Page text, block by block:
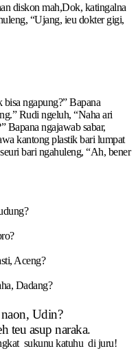
diskon mah,Dok, katingalna
“Ujang, ieu dokter gigi,
bisa ngapung?” Bapana
Rudi ngeluh, “Naha ari
Bapana ngajawab sabar,
kantong plastik bari lumpat
bari ngahuleng, “Ah, bener
Aceng?
Dadang?
Udin?
teu asup naraka.
sukunu katuhu di juru!